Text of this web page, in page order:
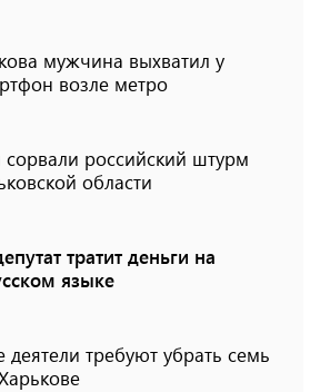
мужчина выхватил у
возле метро
российский штурм
области
тратит деньги на
языке
требуют убрать семь